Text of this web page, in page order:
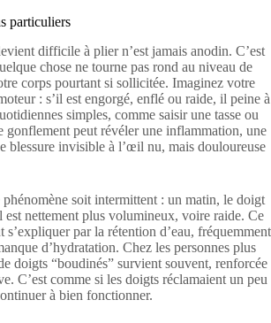
particuliers
difficile à plier n’est jamais anodin. C’est
chose ne tourne pas rond au niveau de
corps pourtant si sollicitée. Imaginez votre
: s’il est engorgé, enflé ou raide, il peine à
simples, comme saisir une tasse ou
gonflement peut révéler une inflammation, une
blessure invisible à l’œil nu, mais douloureuse
soit intermittent : un matin, le doigt
est nettement plus volumineux, voire raide. Ce
s’expliquer par la rétention d’eau, fréquemment
d’hydratation. Chez les personnes plus
doigts “boudinés” survient souvent, renforcée
C’est comme si les doigts réclamaient un peu
à bien fonctionner.